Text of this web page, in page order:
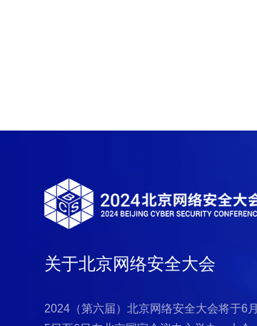
关于北京网络安全大会
2024（第六届）北京网络安全大会将于6月